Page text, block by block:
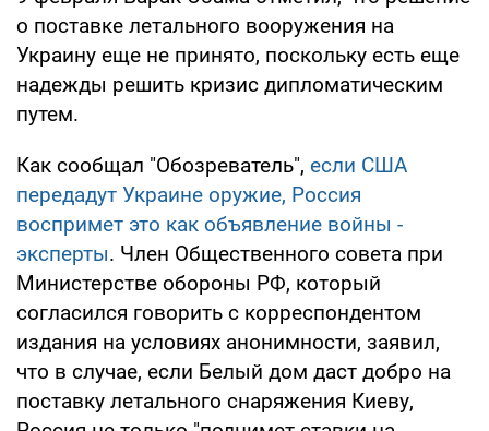
о поставке летального вооружения на
Украину еще не принято, поскольку есть еще
надежды решить кризис дипломатическим
путем.
Как сообщал "Обозреватель", если США
передадут Украине оружие, Россия
воспримет это как объявление войны -
эксперты. Член Общественного совета при
Министерстве обороны РФ, который
согласился говорить с корреспондентом
издания на условиях анонимности, заявил,
что в случае, если Белый дом даст добро на
поставку летального снаряжения Киеву,